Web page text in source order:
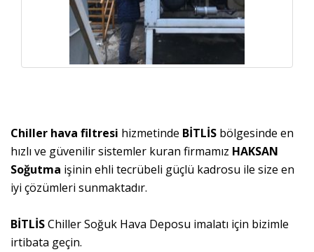
Chiller hava filtresi hizmetinde BİTLİS bölgesinde en
hızlı ve güvenilir sistemler kuran firmamız HAKSAN
Soğutma işinin ehli tecrübeli güçlü kadrosu ile size en
iyi çözümleri sunmaktadır.
BİTLİSChiller Soğuk Hava Deposu imalatı için bizimle
irtibata geçin.